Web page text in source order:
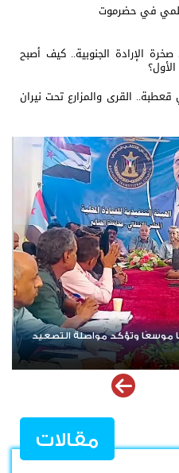
في حضرموت
الإرادة الجنوبية.. كيف أصبح
القرى والمزارع تحت نيران
السلمي في العاصمة عدن
مقالات